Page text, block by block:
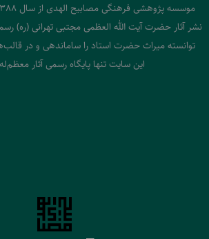
نشر آثار حضرت آیت الله العظمی مجتبی تهرانی (ره)
توانسته میراث حضرت استاد را ساماندهی و در
این سایت تنها پایگاه رسمی آثار